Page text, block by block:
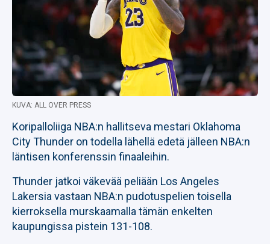
KUVA: ALL OVER PRESS
Koripalloliiga NBA:n hallitseva mestari Oklahoma
City Thunder on todella lähellä edetä jälleen NBA:n
läntisen konferenssin finaaleihin.
Thunder jatkoi väkevää peliään Los Angeles
Lakersia vastaan NBA:n pudotuspelien toisella
kierroksella murskaamalla tämän enkelten
kaupungissa pistein 131-108.